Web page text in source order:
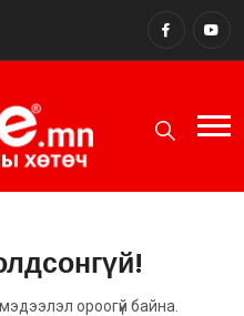
ороогүй байна.